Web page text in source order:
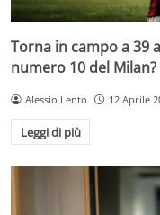
Torna in campo a 39
numero 10 del Milan?
Alessio Lento 12 Aprile
Leggi di più